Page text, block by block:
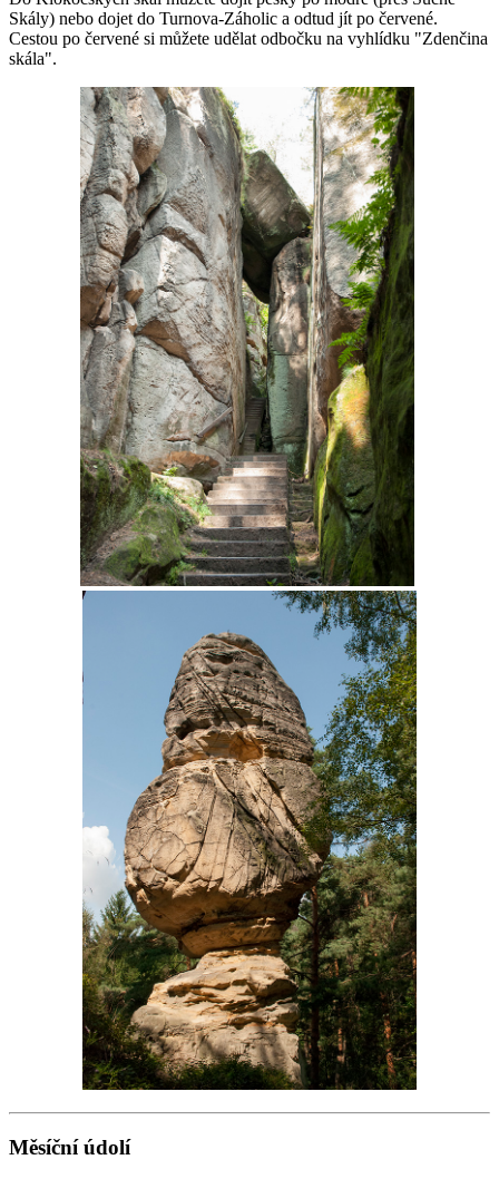
Skály) nebo dojet do Turnova-Záholic a odtud jít po červené.
Cestou po červené si můžete udělat odbočku na vyhlídku "Zdenčina
skála".
Měsíční údolí